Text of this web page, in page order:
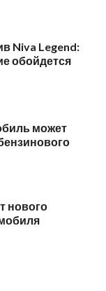
Niva Legend:
обойдется
может
нового